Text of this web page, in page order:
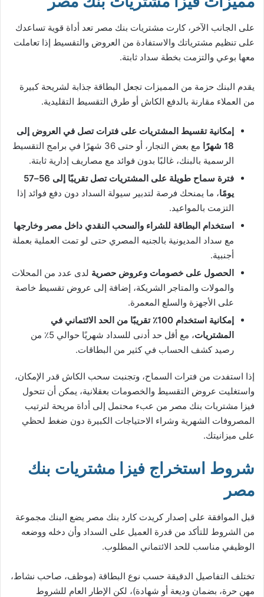
على الجانب الآخر، كارت مشتريات بنك مصر تعد أداة قوية تساعدك
على تنظيم مشترياتك والاستفادة من العروض والتقسيط إذا تعاملت
معها بوعي والتزمت بخطة سداد ثابتة.
يقدم البنك حزمة من المميزات تجعل البطاقة جذابة لشريحة كبيرة
من العملاء مقارنة بالدفع الكاش أو طرق التقسيط التقليدية.
إمكانية تقسيط المشتريات على فترات تصل في العروض إلى
18 شهرًا
مع بعض التجار، أو حتى 36 شهرًا في برامج التقسيط
الرسمية بالبنك، غالبًا بدون فوائد مع مصاريف إدارية ثابتة.
فترة سماح طويلة على المشتريات تصل تقريبًا إلى 56–57
يومًا، ما يمنحك فرصة لتدبير سيولة السداد دون دفع فوائد إذا
التزمت بالمواعيد.
استخدام البطاقة للشراء والسحب النقدي داخل مصر وخارجها
مع سداد المديونية بالجنيه المصري حتى لو تمت العملية بعملة
أجنبية.
الحصول على خصومات وعروض حصرية لدى عدد من المحلات
والمولات والمتاجر الشريكة، إضافة إلى عروض تقسيط خاصة
على الأجهزة والسلع المعمرة.
إمكانية استخدام 100٪ تقريبًا من الحد الائتماني في
المشتريات
، مع أقل حد أدنى للسداد شهريًا حوالي 5٪ من
رصيد كشف الحساب في كثير من البطاقات.
إذا استفدت من فترات السماح، وتجنبت سحب الكاش قدر الإمكان،
واستغليت عروض التقسيط والخصومات بعقلانية، يمكن أن تتحول
فيزا مشتريات بنك مصر من عبء محتمل إلى أداة مريحة لترتيب
المصروفات الشهرية وشراء الاحتياجات الكبيرة دون ضغط لحظي
على ميزانيتك.
شروط استخراج فيزا مشتريات بنك
مصر
قبل الموافقة على إصدار كريدت كارد بنك مصر يضع البنك مجموعة
من الشروط للتأكد من قدرة العميل على السداد وأن دخله ووضعه
الوظيفي مناسب للحد الائتماني المطلوب.
تختلف التفاصيل الدقيقة حسب نوع البطاقة (موظف، صاحب نشاط،
مهن حرة، بضمان وديعة أو شهادة)، لكن الإطار العام للشروط